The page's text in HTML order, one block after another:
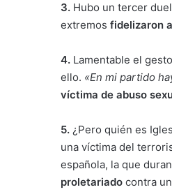
3. Hubo un tercer
extremos fidelizaron
4. Lamentable el
ello. «En mi partido
víctima de abuso
5. ¿Pero quién es
una víctima del
española, la que
proletariado contra